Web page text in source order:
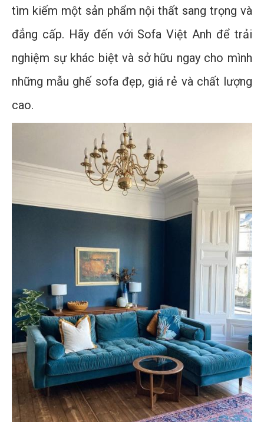
tìm kiếm một sản phẩm nội thất sang trọng và
đẳng cấp. Hãy đến với Sofa Việt Anh để trải
nghiệm sự khác biệt và sở hữu ngay cho mình
những mẫu ghế sofa đẹp, giá rẻ và chất lượng
cao.